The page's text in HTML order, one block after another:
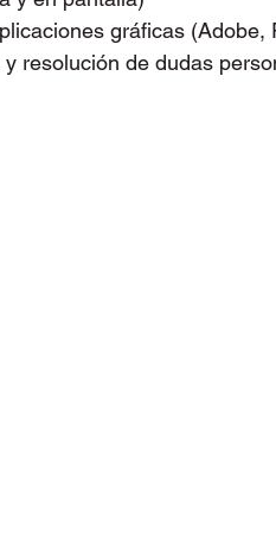
gráficas (Adobe,
resolución de dudas